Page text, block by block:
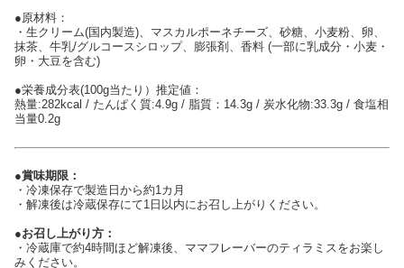
●原材料：
・生クリーム(国内製造)、マスカルポーネチーズ、砂糖、小麦粉、卵、
抹茶、牛乳/グルコースシロップ、膨張剤、香料 (一部に乳成分・小麦・
卵・大豆を含む)
●栄養成分表(100g当たり）推定値：
熱量:282kcal / たんぱく質:4.9g / 脂質：14.3g / 炭水化物:33.3g / 食塩相
当量0.2g
●賞味期限：
・冷凍保存で製造日から約1カ月
・解凍後は冷蔵保存にて1日以内にお召し上がりください。
●お召し上がり方：
・冷蔵庫で約4時間ほど解凍後、ママフレーバーのティラミスをお楽し
みください。